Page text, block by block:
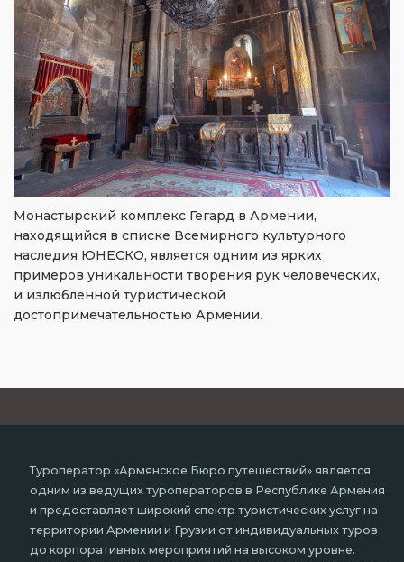
Монастырский комплекс Гегард в Армении,
находящийся в списке Всемирного культурного
наследия ЮНЕСКО, является одним из ярких
примеров уникальности творения рук человеческих,
и излюбленной туристической
достопримечательностью Армении.
Туроператор «Армянское Бюро путешествий» является
одним из ведущих туроператоров в Республике Армения
и предоставляет широкий спектр туристических услуг на
территории Армении и Грузии от индивидуальных туров
до корпоративных мероприятий на высоком уровне.